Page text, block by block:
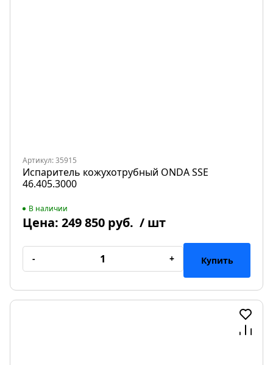
Артикул: 35915
Испаритель кожухотрубный ONDA SSE
46.405.3000
В наличии
Цена: 249 850 руб. / шт
- + Купить